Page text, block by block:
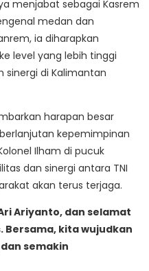
menjabat sebagai Kasrem
medan dan
ia diharapkan
level yang lebih tinggi
di Kalimantan
harapan besar
kepemimpinan
Ilham di pucuk
dan sinergi antara TNI
akan terus terjaga.
Ariyanto, dan selamat
Bersama, kita wujudkan
semakin